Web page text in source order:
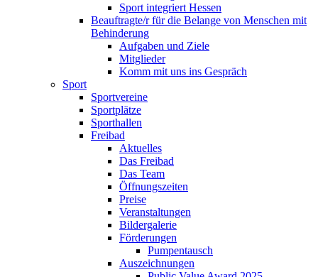
Sport integriert Hessen
Beauftragte/r für die Belange von Menschen mit
Behinderung
Aufgaben und Ziele
Mitglieder
Komm mit uns ins Gespräch
Sport
Sportvereine
Sportplätze
Sporthallen
Freibad
Aktuelles
Das Freibad
Das Team
Öffnungszeiten
Preise
Veranstaltungen
Bildergalerie
Förderungen
Pumpentausch
Auszeichnungen